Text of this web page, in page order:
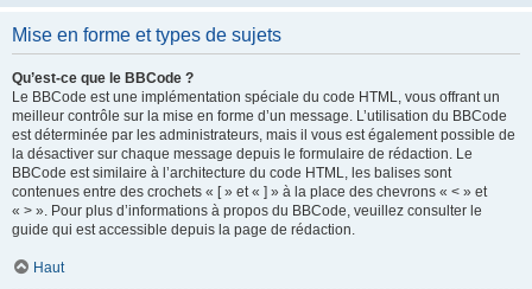
Mise en forme et types de sujets
Qu’est-ce que le BBCode ?
Le BBCode est une implémentation spéciale du code HTML, vous offrant un
meilleur contrôle sur la mise en forme d’un message. L’utilisation du BBCode
est déterminée par les administrateurs, mais il vous est également possible de
la désactiver sur chaque message depuis le formulaire de rédaction. Le
BBCode est similaire à l’architecture du code HTML, les balises sont
contenues entre des crochets « [ » et « ] » à la place des chevrons « < » et
« > ». Pour plus d’informations à propos du BBCode, veuillez consulter le
guide qui est accessible depuis la page de rédaction.
Haut